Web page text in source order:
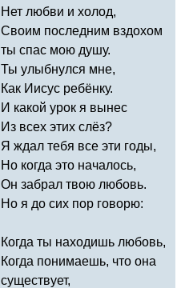
Нет любви и холод,
Своим последним вздохом
ты спас мою душу.
Ты улыбнулся мне,
Как Иисус ребёнку.
И какой урок я вынес
Из всех этих слёз?
Я ждал тебя все эти годы,
Но когда это началось,
Он забрал твою любовь.
Но я до сих пор говорю:
Когда ты находишь любовь,
Когда понимаешь, что она
существует,